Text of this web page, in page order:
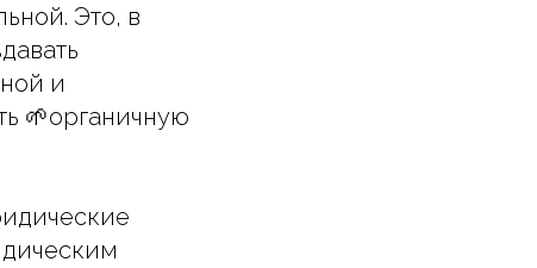
Это, в
и
🌱органичную